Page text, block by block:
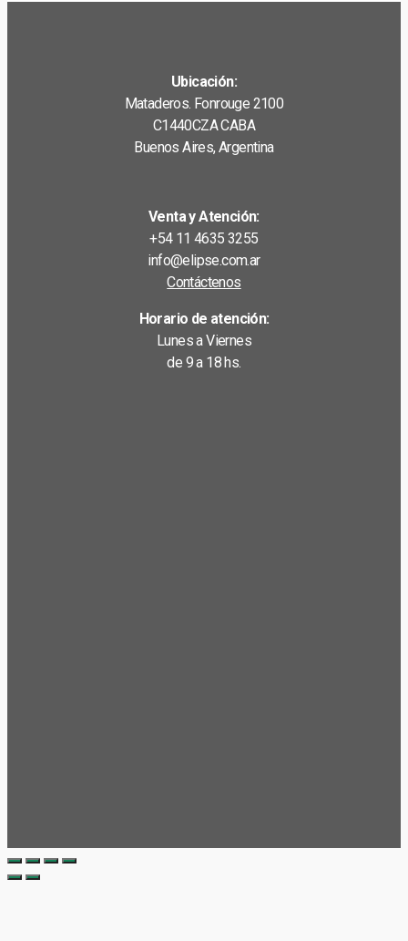
Ubicación:
Mataderos. Fonrouge 2100
C1440CZA CABA
Buenos Aires, Argentina
Venta y Atención:
+54 11 4635 3255
info@elipse.com.ar
Contáctenos
Horario de atención:
Lunes a Viernes
de 9 a 18 hs.